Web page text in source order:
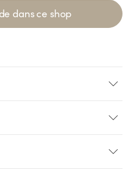
dans ce shop